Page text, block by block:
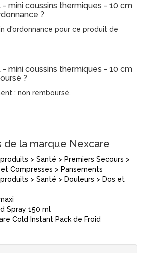
mini coussins thermiques - 10 cm
?
d'ordonnance pour ce produit de
mini coussins thermiques - 10 cm
?
: non remboursé.
la marque Nexcare
> Santé > Premiers Secours >
Compresses > Pansements
> Santé > Douleurs > Dos et
Spray 150 ml
Cold Instant Pack de Froid